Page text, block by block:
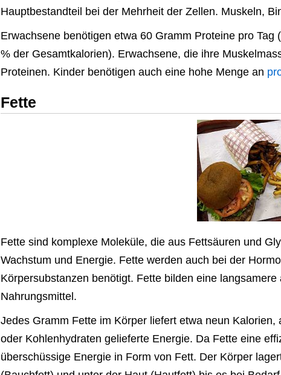
Hauptbestandteil bei der Mehrheit der Zellen. Muskeln,
Erwachsene benötigen etwa 60 Gramm Proteine pro
% der Gesamtkalorien). Erwachsene, die ihre
Proteinen. Kinder benötigen auch eine hohe Menge an
Fette
Fette sind komplexe Moleküle, die aus Fettsäuren und
Wachstum und Energie. Fette werden auch bei der
Körpersubstanzen benötigt. Fette bilden eine
Nahrungsmittel.
Jedes Gramm Fette im Körper liefert etwa neun
oder Kohlenhydraten gelieferte Energie. Da Fette eine
überschüssige Energie in Form von Fett. Der Körper